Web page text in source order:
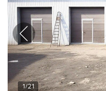
1/21